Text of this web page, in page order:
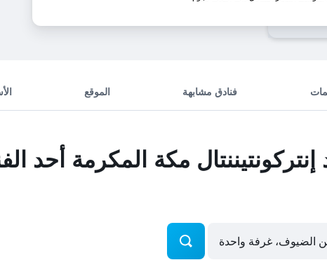
من
فنادق مشابهة الموقع
مكة المكرمة أحد